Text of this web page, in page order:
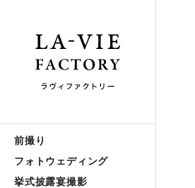
前撮り
フォトウェディング
挙式披露宴撮影